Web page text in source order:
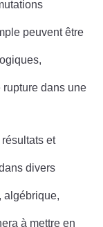
peuvent être
dans une
et
divers
algébrique,
à mettre en